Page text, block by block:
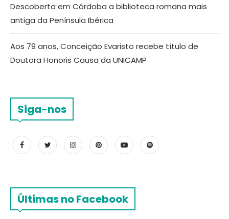
Descoberta em Córdoba a biblioteca romana mais
antiga da Península Ibérica
Aos 79 anos, Conceição Evaristo recebe título de
Doutora Honoris Causa da UNICAMP
Siga-nos
Últimas no Facebook